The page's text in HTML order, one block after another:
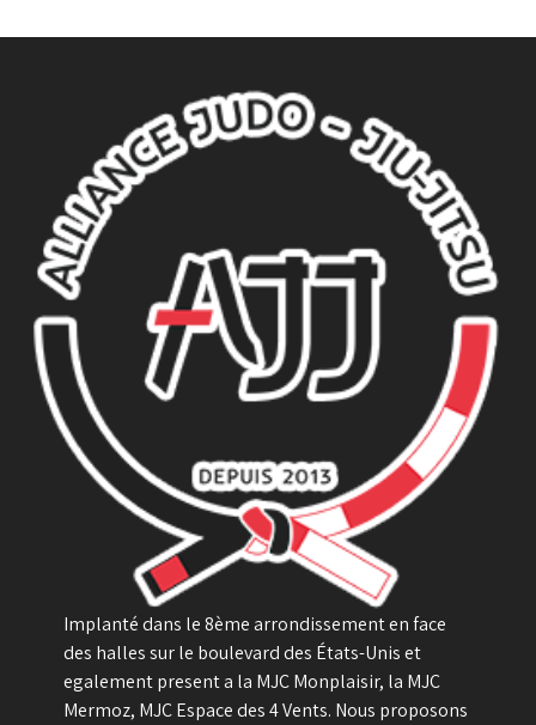
Implanté dans le 8ème arrondissement en face
des halles sur le boulevard des États-Unis et
egalement present a la MJC Monplaisir, la MJC
Mermoz, MJC Espace des 4 Vents. Nous proposons